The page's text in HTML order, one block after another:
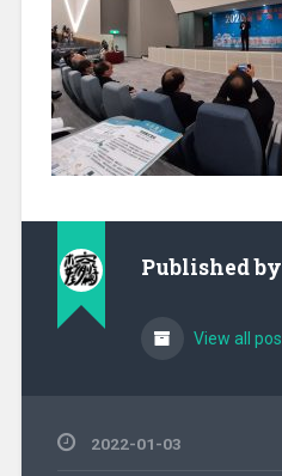
Published by
View all
2022-01-03